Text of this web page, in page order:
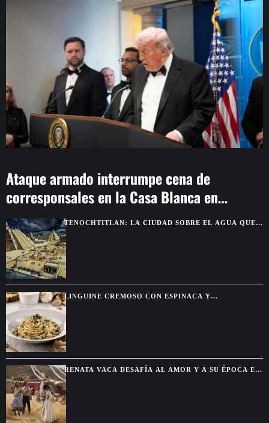
Ataque armado interrumpe cena de
corresponsales en la Casa Blanca en
WashingtonTENOCHTITLAN: LA CIUDAD SOBRE EL AGUA QUE
DEJÓ SIN PALABRAS A LOS CONQUISTADORES
LINGUINE CREMOSO CON ESPINACA Y
ALCACHOFA, UNA PASTA FÁCIL CON SABOR DE
RESTAURANTE
RENATA VACA DESAFÍA AL AMOR Y A SU ÉPOCA EN
LA NUEVA SERIE DE NETFLIX